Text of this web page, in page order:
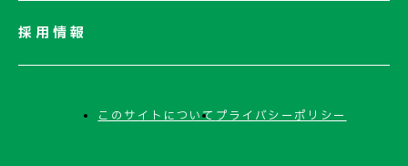
採用情報
このサイトについてプライバシーポリシー